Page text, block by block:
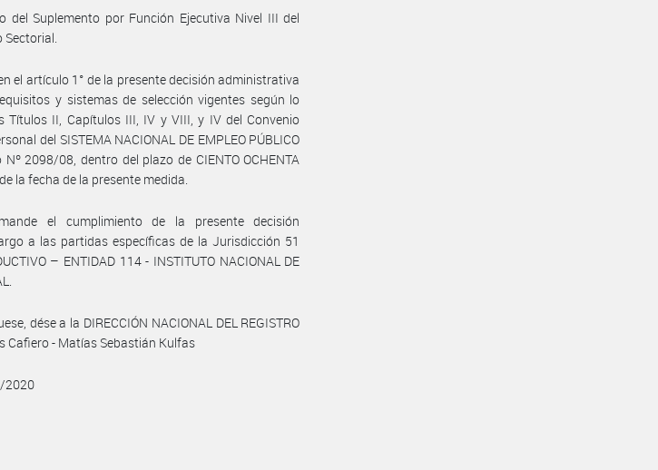
del Suplemento por Función Ejecutiva Nivel III del
Sectorial.
el artículo 1° de la presente decisión administrativa
y sistemas de selección vigentes según lo
Títulos II, Capítulos III, IV y VIII, y IV del Convenio
del SISTEMA NACIONAL DE EMPLEO PÚBLICO
2098/08, dentro del plazo de CIENTO OCHENTA
la fecha de la presente medida.
el cumplimiento de la presente decisión
a las partidas específicas de la Jurisdicción 51
– ENTIDAD 114 - INSTITUTO NACIONAL DE
dése a la DIRECCIÓN NACIONAL DEL REGISTRO
Cafiero - Matías Sebastián Kulfas
2020